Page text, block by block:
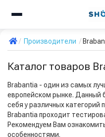
Производители
Каталог товаров
Brabantia - один из самых
европейском рынке. Данный
себя у различных категорий
Brabantia проходит
Рекомендуем Вам
особенностями.